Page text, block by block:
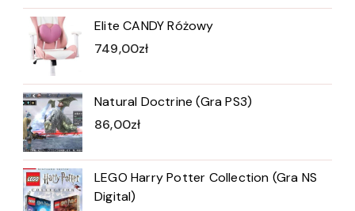
Elite CANDY Różowy
749,00zł
Natural Doctrine (Gra PS3)
86,00zł
LEGO Harry Potter Collection (Gra NS
Digital)